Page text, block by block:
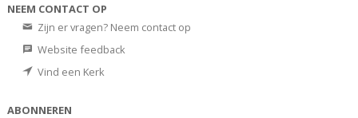
NEEM CONTACT OP
Zijn er vragen? Neem contact op
Website feedback
Vind een Kerk
ABONNEREN